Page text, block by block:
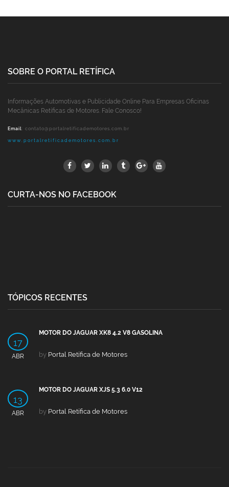
SOBRE O PORTAL RETÍFICA
Informações Automotivas e Publicidade Online Para Empresas Oficinas
Mecânicas Retíficas de Motores. Fale Conosco!
Email: contato@portalretificademotores.com.br
www.portalretificademotores.com.br
CURTA-NOS NO FACEBOOK
TÓPICOS RECENTES
17
ABR
MOTOR DO JAGUAR XK8 4.2 V8 GASOLINA
by Portal Retífica de Motores
13
ABR
MOTOR DO JAGUAR XJS 5.3 6.0 V12
by Portal Retífica de Motores